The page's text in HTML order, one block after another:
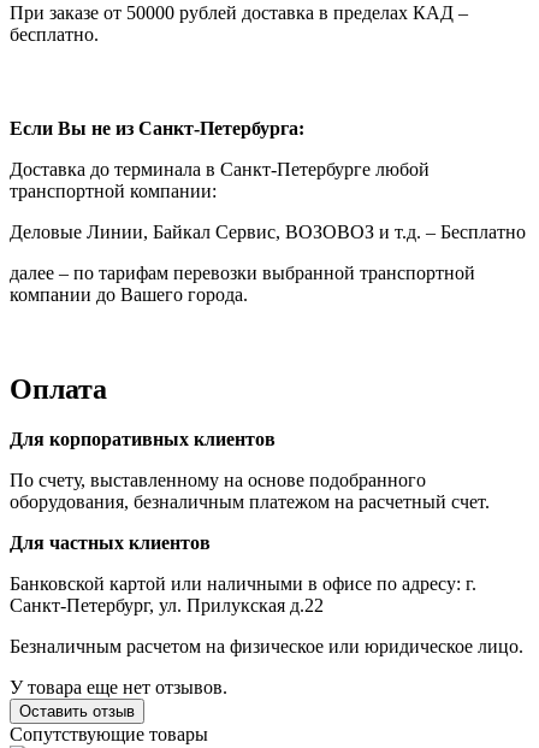
При заказе от 50000 рублей доставка в пределах КАД –
бесплатно.
Если Вы не из Санкт-Петербурга:
Доставка до терминала в Санкт-Петербурге любой
транспортной компании:
Деловые Линии, Байкал Сервис, ВОЗОВОЗ и т.д. – Бесплатно
далее – по тарифам перевозки выбранной транспортной
компании до Вашего города.
Оплата
Для корпоративных клиентов
По счету, выставленному на основе подобранного
оборудования, безналичным платежом на расчетный счет.
Для частных клиентов
Банковской картой или наличными в офисе по адресу: г.
Санкт-Петербург, ул. Прилукская д.22
Безналичным расчетом на физическое или юридическое лицо.
У товара еще нет отзывов.
Оставить отзыв
Сопутствующие товары